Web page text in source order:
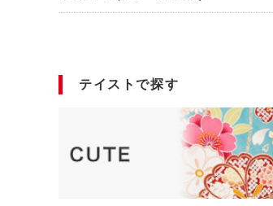
テイストで探す